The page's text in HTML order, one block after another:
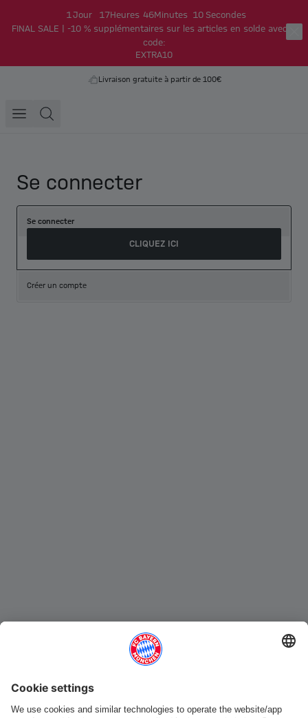
1Jour 17Heures 46Minutes 10 Secondes
FINAL SALE | -10 % supplémentaires sur les articles en solde avec le
code:
EXTRA10
Livraison gratuite à partir de 100€
Se connecter
Se connecter
CLIQUEZ ICI
Créer un compte